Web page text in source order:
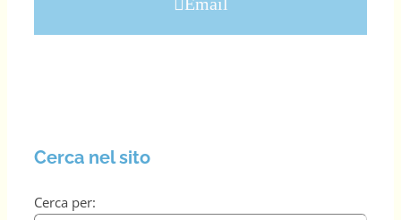
Cerca nel sito
Cerca per: